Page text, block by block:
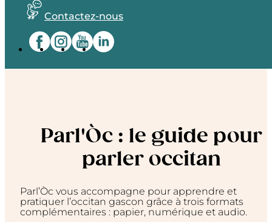
Contactez-nous
Parl'Òc : le guide pour
parler occitan
Parl’Òc vous accompagne pour apprendre et
pratiquer l’occitan gascon grâce à trois formats
complémentaires : papier, numérique et audio.